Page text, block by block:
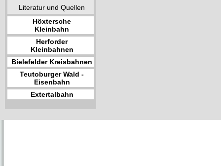
Literatur und Quellen
Höxtersche
Kleinbahn
Herforder
Kleinbahnen
Bielefelder Kreisbahnen
Teutoburger Wald -
Eisenbahn
Extertalbahn